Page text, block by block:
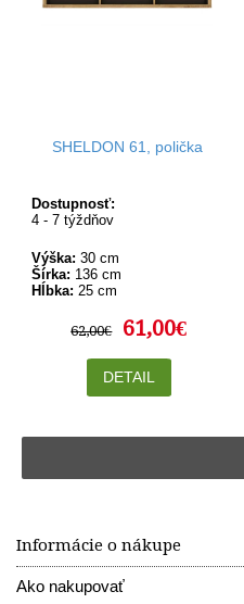
SHELDON 61, polička
Dostupnosť:
4 - 7 týždňov
Výška: 30 cm
Šírka: 136 cm
Hĺbka: 25 cm
62,00€ 61,00€
DETAIL
Informácie o nákupe
Ako nakupovať